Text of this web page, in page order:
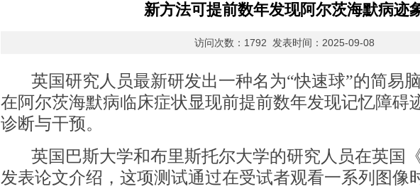
新方法可提前数年发现阿尔茨海默病迹
访问次数：1792 发表时间：2025-09-08
英国研究人员最新研发出一种名为“快速球”的简易
在阿尔茨海默病临床症状显现前提前数年发现记忆障碍
诊断与干预。
英国巴斯大学和布里斯托尔大学的研究人员在英国
发表论文介绍，这项测试通过在受试者观看一系列图像